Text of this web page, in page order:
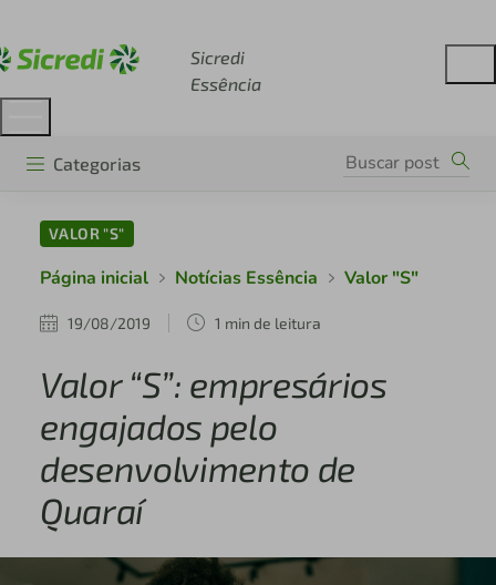
Sicredi
Essência
Categorias
VALOR "S"
Página inicial Notícias Essência Valor "S"
19/08/2019 1 min de leitura
Valor “S”: empresários
engajados pelo
desenvolvimento de
Quaraí